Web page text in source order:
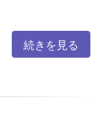
続きを見る